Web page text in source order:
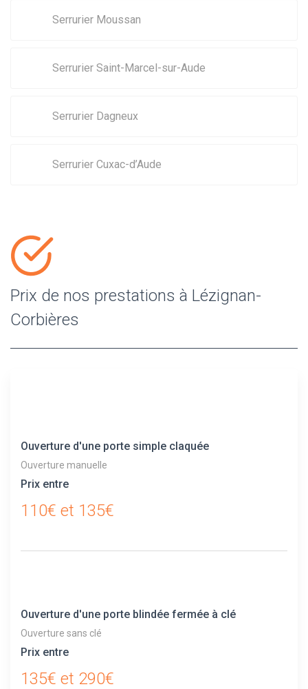
Serrurier Moussan
Serrurier Saint-Marcel-sur-Aude
Serrurier Dagneux
Serrurier Cuxac-d’Aude
Prix de nos prestations à Lézignan-
Corbières
Ouverture d'une porte simple claquée
Ouverture manuelle
Prix entre
110€ et 135€
Ouverture d'une porte blindée fermée à clé
Ouverture sans clé
Prix entre
135€ et 290€